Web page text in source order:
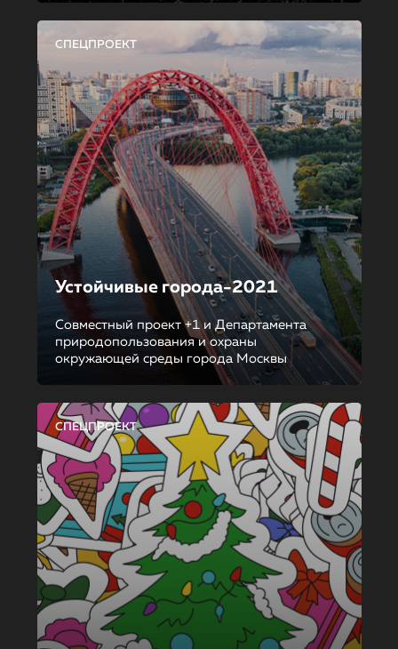
СПЕЦПРОЕКТ
Устойчивые города-2021
Совместный проект +1 и Департамента
природопользования и охраны
окружающей среды города Москвы
СПЕЦПРОЕКТ